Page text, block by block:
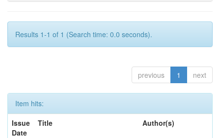
Results 1-1 of 1 (Search time: 0.0 seconds).
previous 1 next
Item hits:
Issue
Date
Title Author(s)